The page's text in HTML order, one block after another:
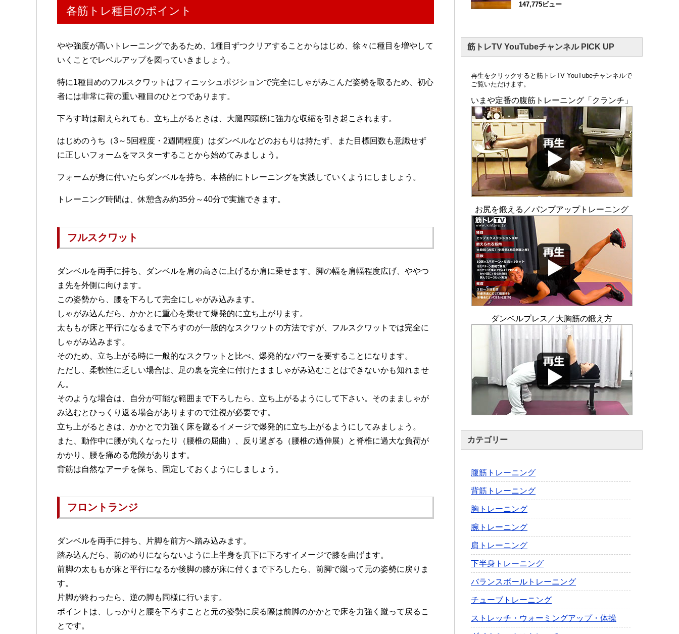
各筋トレ種目のポイント
やや強度が高いトレーニングであるため、1種目ずつクリアすることからはじめ、徐々に種目を増やして
いくことでレベルアップを図っていきましょう。
特に1種目めのフルスクワットはフィニッシュポジションで完全にしゃがみこんだ姿勢を取るため、初心
者には非常に荷の重い種目のひとつであります。
下ろす時は耐えられても、立ち上がるときは、大腿四頭筋に強力な収縮を引き起こされます。
はじめのうち（3～5回程度・2週間程度）はダンベルなどのおもりは持たず、また目標回数も意識せず
に正しいフォームをマスターすることから始めてみましょう。
フォームが身に付いたらダンベルを持ち、本格的にトレーニングを実践していくようにしましょう。
トレーニング時間は、休憩含み約35分～40分で実施できます。
フルスクワット
ダンベルを両手に持ち、ダンベルを肩の高さに上げるか肩に乗せます。脚の幅を肩幅程度広げ、ややつ
ま先を外側に向けます。
この姿勢から、腰を下ろして完全にしゃがみ込みます。
しゃがみ込んだら、かかとに重心を乗せて爆発的に立ち上がります。
太ももが床と平行になるまで下ろすのが一般的なスクワットの方法ですが、フルスクワットでは完全に
しゃがみ込みます。
そのため、立ち上がる時に一般的なスクワットと比べ、爆発的なパワーを要することになります。
ただし、柔軟性に乏しい場合は、足の裏を完全に付けたまましゃがみ込むことはできないかも知れませ
ん。
そのような場合は、自分が可能な範囲まで下ろしたら、立ち上がるようにして下さい。そのまましゃが
み込むとひっくり返る場合がありますので注視が必要です。
立ち上がるときは、かかとで力強く床を蹴るイメージで爆発的に立ち上がるようにしてみましょう。
また、動作中に腰が丸くなったり（腰椎の屈曲）、反り過ぎる（腰椎の過伸展）と脊椎に過大な負荷が
かかり、腰を痛める危険があります。
背筋は自然なアーチを保ち、固定しておくようにしましょう。
フロントランジ
ダンベルを両手に持ち、片脚を前方へ踏み込みます。
踏み込んだら、前のめりにならないように上半身を真下に下ろすイメージで膝を曲げます。
前脚の太ももが床と平行になるか後脚の膝が床に付くまで下ろしたら、前脚で蹴って元の姿勢に戻りま
す。
片脚が終わったら、逆の脚も同様に行います。
ポイントは、しっかりと腰を下ろすことと元の姿勢に戻る際は前脚のかかとで床を力強く蹴って戻るこ
とです。
147,775ビュー
筋トレTV YouTubeチャンネル PICK UP
再生をクリックすると筋トレTV YouTubeチャンネルで
ご覧いただけます。
いまや定番の腹筋トレーニング「クランチ」
お尻を鍛える／パンプアップトレーニング
ダンベルプレス／大胸筋の鍛え方
カテゴリー
腹筋トレーニング
背筋トレーニング
胸トレーニング
腕トレーニング
肩トレーニング
下半身トレーニング
バランスボールトレーニング
チューブトレーニング
ストレッチ・ウォーミングアップ・体操